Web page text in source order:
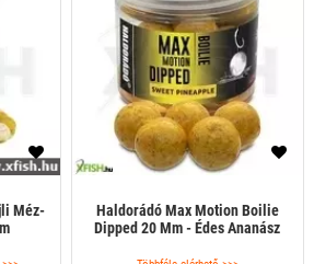
Méz-
Haldorádó Max Motion Boilie
Dipped 20 Mm - Édes Ananász